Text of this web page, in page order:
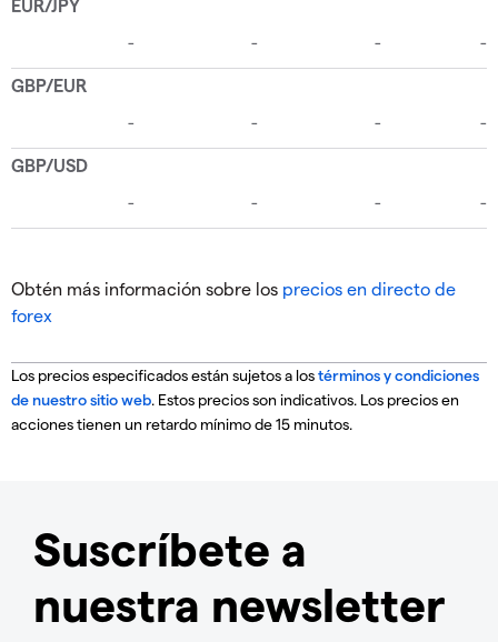
Obtén más información sobre los precios en directo de
forex
Los precios especificados están sujetos a lostérminos y condiciones
de nuestro sitio web. Estos precios son indicativos. Los precios en
acciones tienen un retardo mínimo de 15 minutos.
Suscríbete a
nuestra newsletter